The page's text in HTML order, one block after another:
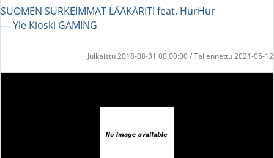
SUOMEN SURKEIMMAT LÄÄKÄRIT! feat. HurHur
― Yle Kioski GAMING
Julkaistu 2018-08-31 00:00:00 / Tallennettu 2021-05-12